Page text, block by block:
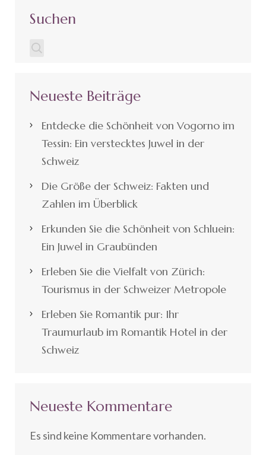
Suchen
Neueste Beiträge
Entdecke die Schönheit von Vogorno im
Tessin: Ein verstecktes Juwel in der
Schweiz
Die Größe der Schweiz: Fakten und
Zahlen im Überblick
Erkunden Sie die Schönheit von Schluein:
Ein Juwel in Graubünden
Erleben Sie die Vielfalt von Zürich:
Tourismus in der Schweizer Metropole
Erleben Sie Romantik pur: Ihr
Traumurlaub im Romantik Hotel in der
Schweiz
Neueste Kommentare
Es sind keine Kommentare vorhanden.